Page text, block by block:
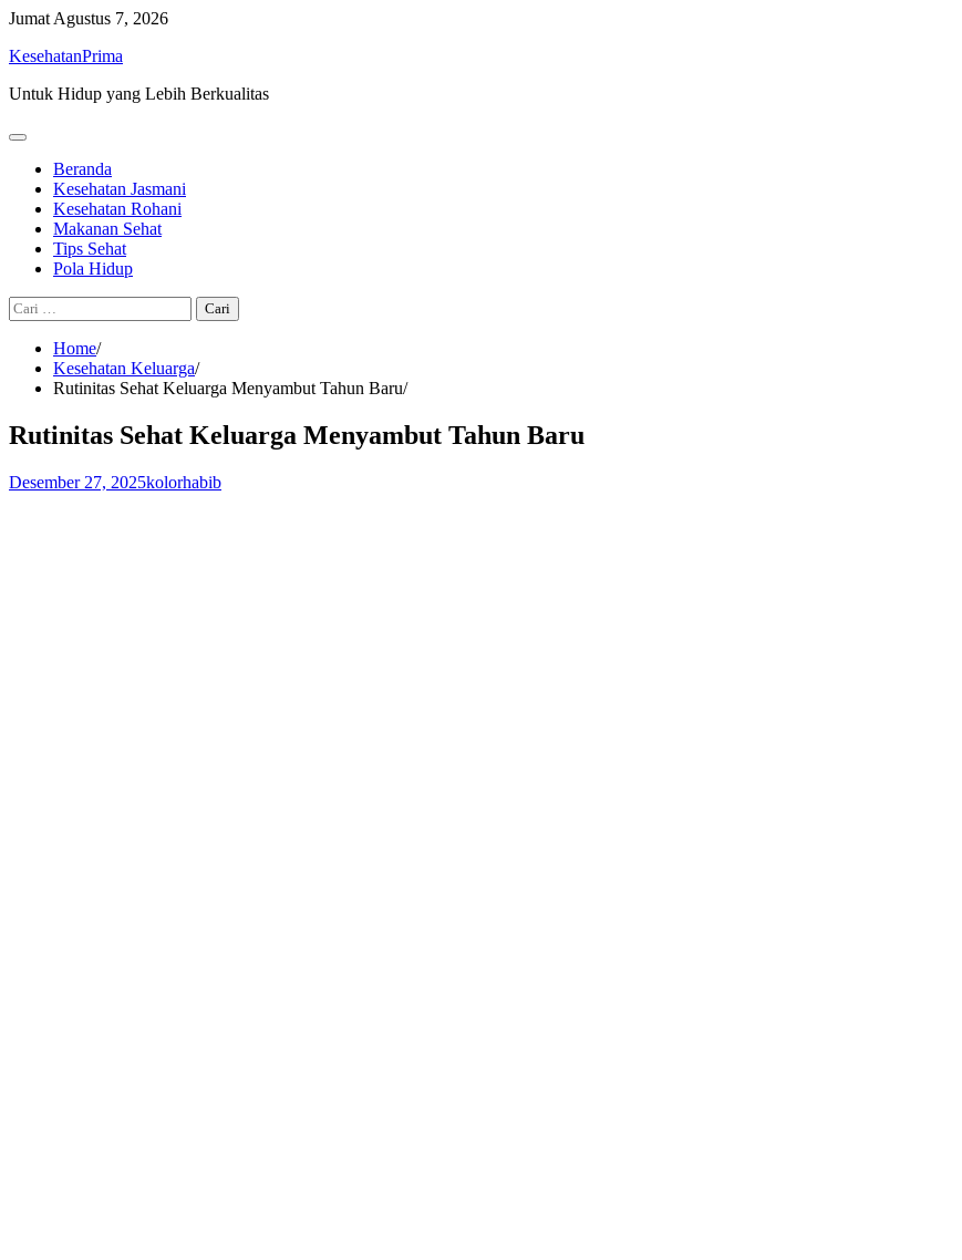
Skip
content
Jumat Agustus 7, 2026
KesehatanPrima
Untuk Hidup yang Lebih Berkualitas
Beranda
Kesehatan Jasmani
Kesehatan Rohani
Makanan Sehat
Tips Sehat
Pola Hidup
Cari
untuk:
Home
Kesehatan Keluarga
Rutinitas Sehat Keluarga Menyambut Tahun Baru
Rutinitas Sehat Keluarga Menyambut Tahun Baru
Desember 27, 2025kolorhabib